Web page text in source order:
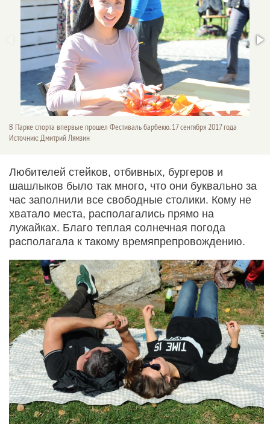
В Парке спорта впервые прошел Фестиваль барбекю. 17 сентября 2017 года
Источник: Дмитрий Лямзин
Любителей стейков, отбивных, бургеров и
шашлыков было так много, что они буквально за
час заполнили все свободные столики. Кому не
хватало места, располагались прямо на
лужайках. Благо теплая солнечная погода
располагала к такому времяпрепровождению.